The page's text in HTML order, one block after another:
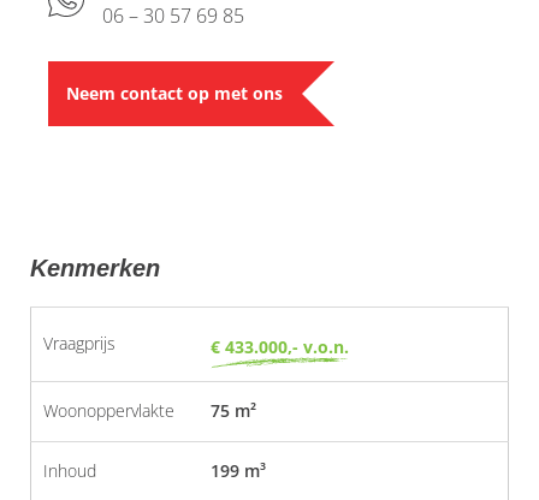
06 – 30 57 69 85
Neem contact op met ons
Kenmerken
Vraagprijs € 433.000,- v.o.n.
Woonoppervlakte 75 m²
Inhoud 199 m³